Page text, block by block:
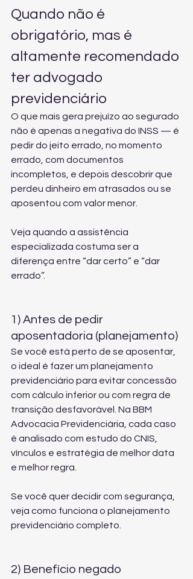
Quando não é
obrigatório, mas é
altamente recomendado
ter advogado
previdenciário
O que mais gera prejuízo ao segurado
não é apenas a negativa do INSS — é
pedir do jeito errado, no momento
errado, com documentos
incompletos, e depois descobrir que
perdeu dinheiro em atrasados ou se
aposentou com valor menor.
Veja quando a assistência
especializada costuma ser a
diferença entre “dar certo” e “dar
errado”.
1) Antes de pedir
aposentadoria (planejamento)
Se você está perto de se aposentar,
o ideal é fazer um planejamento
previdenciário para evitar concessão
com cálculo inferior ou com regra de
transição desfavorável. Na BBM
Advocacia Previdenciária, cada caso
é analisado com estudo do CNIS,
vínculos e estratégia de melhor data
e melhor regra.
Se você quer decidir com segurança,
veja como funciona o planejamento
previdenciário completo
2) Benefício negado